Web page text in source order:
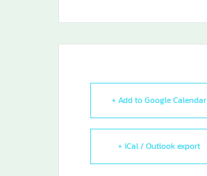
+ Add to Google Calendar
+ iCal / Outlook export